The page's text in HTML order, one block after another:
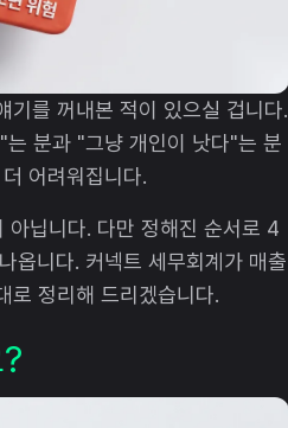
를 꺼내본 적이 있으실 겁니다.
분과 "그냥 개인이 낫다"는 분
어려워집니다.
아닙니다. 다만 정해진 순서로 4
옵니다. 커넥트 세무회계가 매출
로 정리해 드리겠습니다.